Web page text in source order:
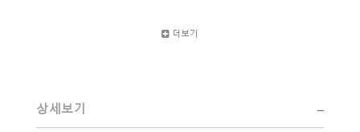
(Cranbrook Academy)의 학위를 가진 Diffrient는 엔지니어링,
Eero Saarinen, Marco Zanuso, Henry Dreyfuss 스튜디오에서
더보기
상세보기